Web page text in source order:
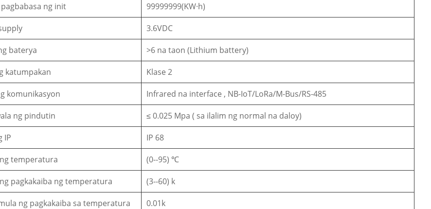
ng init 99999999(KW·h)
3.6VDC
baterya >6 na taon (Lithium battery)
katumpakan Klase 2
komunikasyon Infrared na interface , NB-IoT/LoRa/M-Bus/RS-485
ng pindutin ≤ 0.025 Mpa ( sa ilalim ng normal na daloy)
IP IP 68
temperatura (0--95) ℃
pagkakaiba ng temperatura (3--60) k
ng pagkakaiba sa temperatura 0.01k